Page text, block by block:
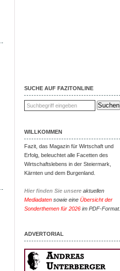
SUCHE AUF FAZITONLINE
WILLKOMMEN
Fazit, das Magazin für Wirtschaft und
Erfolg, beleuchtet alle Facetten des
Wirtschaftslebens in der Steiermark,
Kärnten und dem Burgenland.
Hier finden Sie unsere aktuellen
Mediadaten sowie eine Übersicht der
Sonderthemen für 2026 im PDF-Format.
ADVERTORIAL